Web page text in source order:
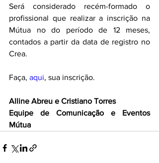
Será considerado recém-formado o
profissional que realizar a inscrição na
Mútua no do período de 12 meses,
contados a partir da data de registro no
Crea.
Faça, aqui, sua inscrição.
Alline Abreu e Cristiano Torres
Equipe de Comunicação e Eventos
Mútua